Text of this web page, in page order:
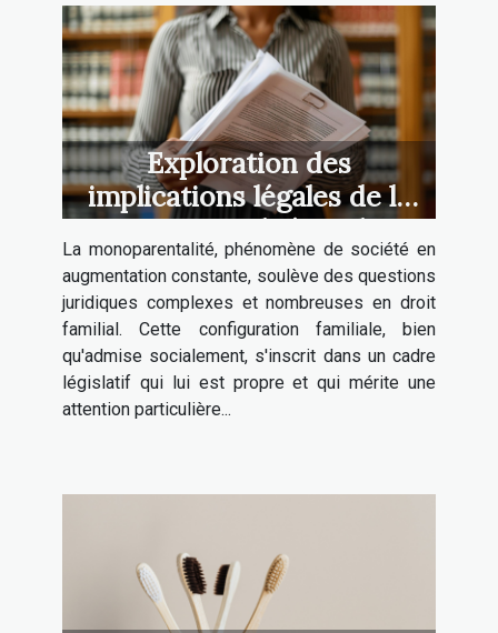
Exploration des
implications légales de la
monoparentalité en droit
familial
La monoparentalité, phénomène de société en
augmentation constante, soulève des questions
juridiques complexes et nombreuses en droit
familial. Cette configuration familiale, bien
qu'admise socialement, s'inscrit dans un cadre
législatif qui lui est propre et qui mérite une
attention particulière...